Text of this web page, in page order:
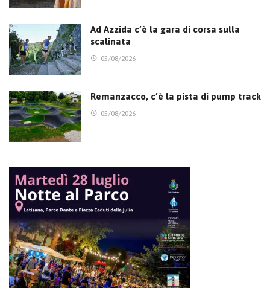
Ad Azzida c’è la gara di corsa sulla
scalinata
05/08/2026
Remanzacco, c’è la pista di pump track
05/08/2026